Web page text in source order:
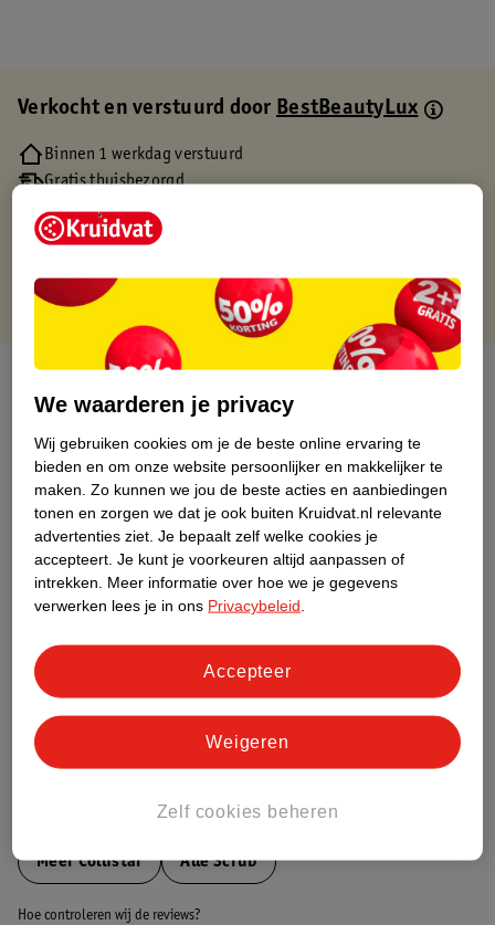
Verkocht en verstuurd doorBestBeautyLux
Binnen 1 werkdag verstuurd
Gratis thuisbezorgd
Gratis retourneren via verkooppartner.
Gratis punten met je Kruidvat kaart
Etiketinformatie
Nature Impact Score
Dit product heeft (nog) geen Nature
Impact Score.
Meer informatie
Bestel & Bezorginformatie
MeerCollistar Alle Scrub
Hoe controleren wij de reviews?
We waarderen je privacy
Wij gebruiken cookies om je de beste online ervaring te
bieden en om onze website persoonlijker en makkelijker te
maken. Zo kunnen we jou de beste acties en aanbiedingen
tonen en zorgen we dat je ook buiten Kruidvat.nl relevante
advertenties ziet. Je bepaalt zelf welke cookies je
accepteert. Je kunt je voorkeuren altijd aanpassen of
intrekken.
Meer informatie over hoe we je gegevens
verwerken lees je in ons Privacybeleid
Zelf cookies beheren
Weigeren
Accepteer